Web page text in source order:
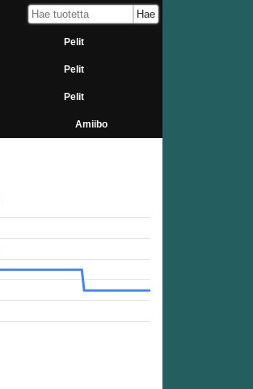
Pelit
Pelit
Pelit
Amiibo